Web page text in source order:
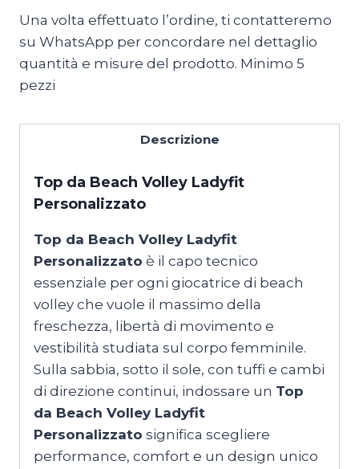
Una volta effettuato l’ordine, ti contatteremo
su WhatsApp per concordare nel dettaglio
quantità e misure del prodotto. Minimo 5
pezzi
Descrizione
Top da Beach Volley Ladyfit
Personalizzato
Top da Beach Volley Ladyfit
Personalizzato è il capo tecnico
essenziale per ogni giocatrice di beach
volley che vuole il massimo della
freschezza, libertà di movimento e
vestibilità studiata sul corpo femminile.
Sulla sabbia, sotto il sole, con tuffi e cambi
di direzione continui, indossare un Top
da Beach Volley Ladyfit
Personalizzato significa scegliere
performance, comfort e un design unico